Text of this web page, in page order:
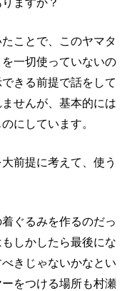
ことで、このヤマタ
一切使っていないの
きる前提で話をして
せんが、基本的には
にしています。
前提に考えて、使う
ぐるみを作るのだっ
しかしたら最後にな
きじゃないかなとい
をつける場所も村瀬